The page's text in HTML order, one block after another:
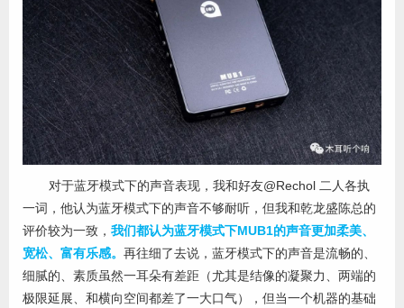
对于蓝牙模式下的声音表现，我和好友@Rechol 二人各执
一词，他认为蓝牙模式下的声音不够耐听，但我和乾龙盛陈总的
评价较为一致， 我们都认为蓝牙模式下MUB1的声音更加柔美、
宽松、富有乐感。 再往细了去说，蓝牙模式下的声音是流畅的、
细腻的、素质虽然一耳朵有差距（尤其是结像的凝聚力、两端的
极限延展、和横向空间都差了一大口气），但当一个机器的基础